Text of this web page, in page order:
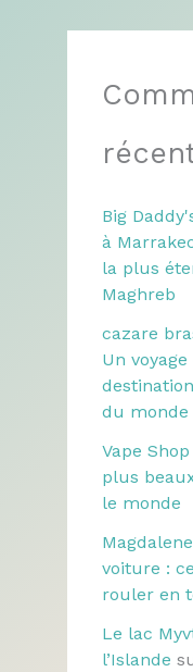
Big
à
la plus
Maghreb
cazare
Un
du monde
Vape
plus
le monde
voiture :
rouler en
Le lac
l’Islande